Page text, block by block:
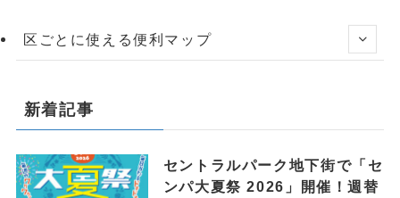
区ごとに使える便利マップ
新着記事
セントラルパーク地下街で「セ
ンパ大夏祭 2026」開催！週替